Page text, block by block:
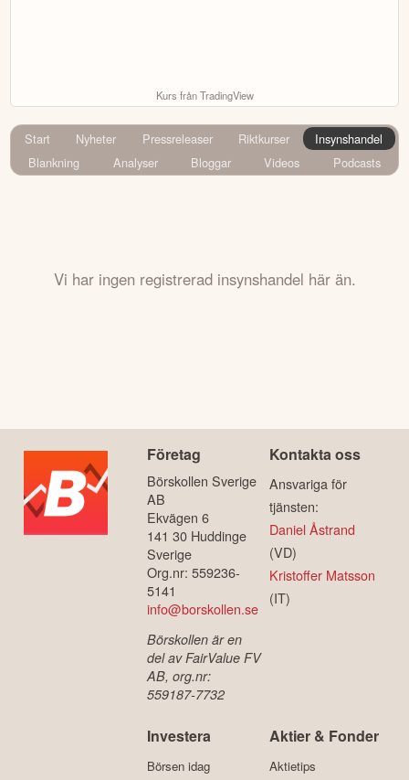
Kurs från TradingView
Start Nyheter Pressreleaser Riktkurser
Insynshandel
Blankning
Analyser Bloggar Videos Podcasts
Vi har ingen registrerad insynshandel här än.
Företag
Börskollen Sverige
AB
Ekvägen 6
141 30 Huddinge
Sverige
Org.nr: 559236-
5141
info@borskollen.se
Börskollen är en
del av FairValue FV
AB, org.nr:
559187-7732
Kontakta oss
Ansvariga för
tjänsten:
Daniel Åstrand
(VD)
Kristoffer Matsson
(IT)
Investera
Börsen idag
Aktier & Fonder
Aktietips